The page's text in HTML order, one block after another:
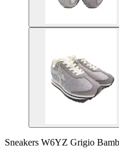
Sneakers W6YZ Grigio